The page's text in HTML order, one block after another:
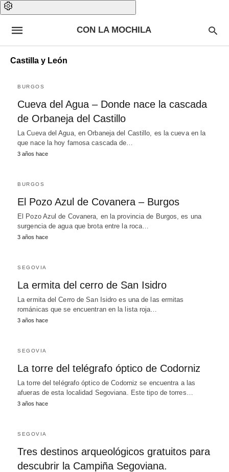
CON LA MOCHILA
Castilla y León
BURGOS
Cueva del Agua – Donde nace la cascada
de Orbaneja del Castillo
La Cueva del Agua, en Orbaneja del Castillo, es la cueva en la
que nace la hoy famosa cascada de…
3 años hace
BURGOS
El Pozo Azul de Covanera – Burgos
El Pozo Azul de Covanera, en la provincia de Burgos, es una
surgencia de agua que brota entre la roca…
3 años hace
SEGOVIA
La ermita del cerro de San Isidro
La ermita del Cerro de San Isidro es una de las ermitas
románicas que se encuentran en la lista roja…
3 años hace
SEGOVIA
La torre del telégrafo óptico de Codorniz
La torre del telégrafo óptico de Codorniz se encuentra a las
afueras de esta localidad Segoviana. Este tipo de torres…
3 años hace
SEGOVIA
Tres destinos arqueológicos gratuitos para
descubrir la Campiña Segoviana.